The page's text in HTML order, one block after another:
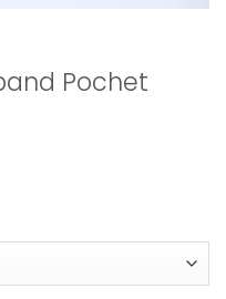
Pochet